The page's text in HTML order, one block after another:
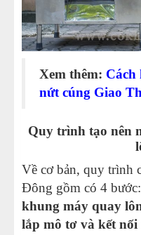
Xem thêm: Cách
nứt cúng Giao
Quy trình tạo nên
Về cơ bản, quy trình
Đông gồm có 4 bước:
khung máy quay
lắp mô tơ và kết nối